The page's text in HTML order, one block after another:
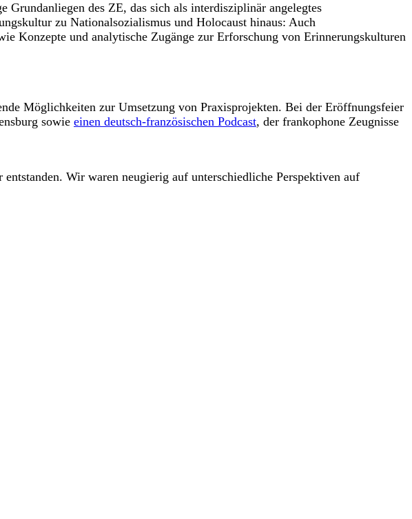
des ZE, das sich als interdisziplinär angelegtes
zu Nationalsozialismus und Holocaust hinaus: Auch
Konzepte und analytische Zugänge zur Erforschung von Erinnerungskulturen
Möglichkeiten zur Umsetzung von Praxisprojekten. Bei der Eröffnungsfeier
sowie einen deutsch-französischen Podcast, der frankophone Zeugnisse
Wir waren neugierig auf unterschiedliche Perspektiven auf